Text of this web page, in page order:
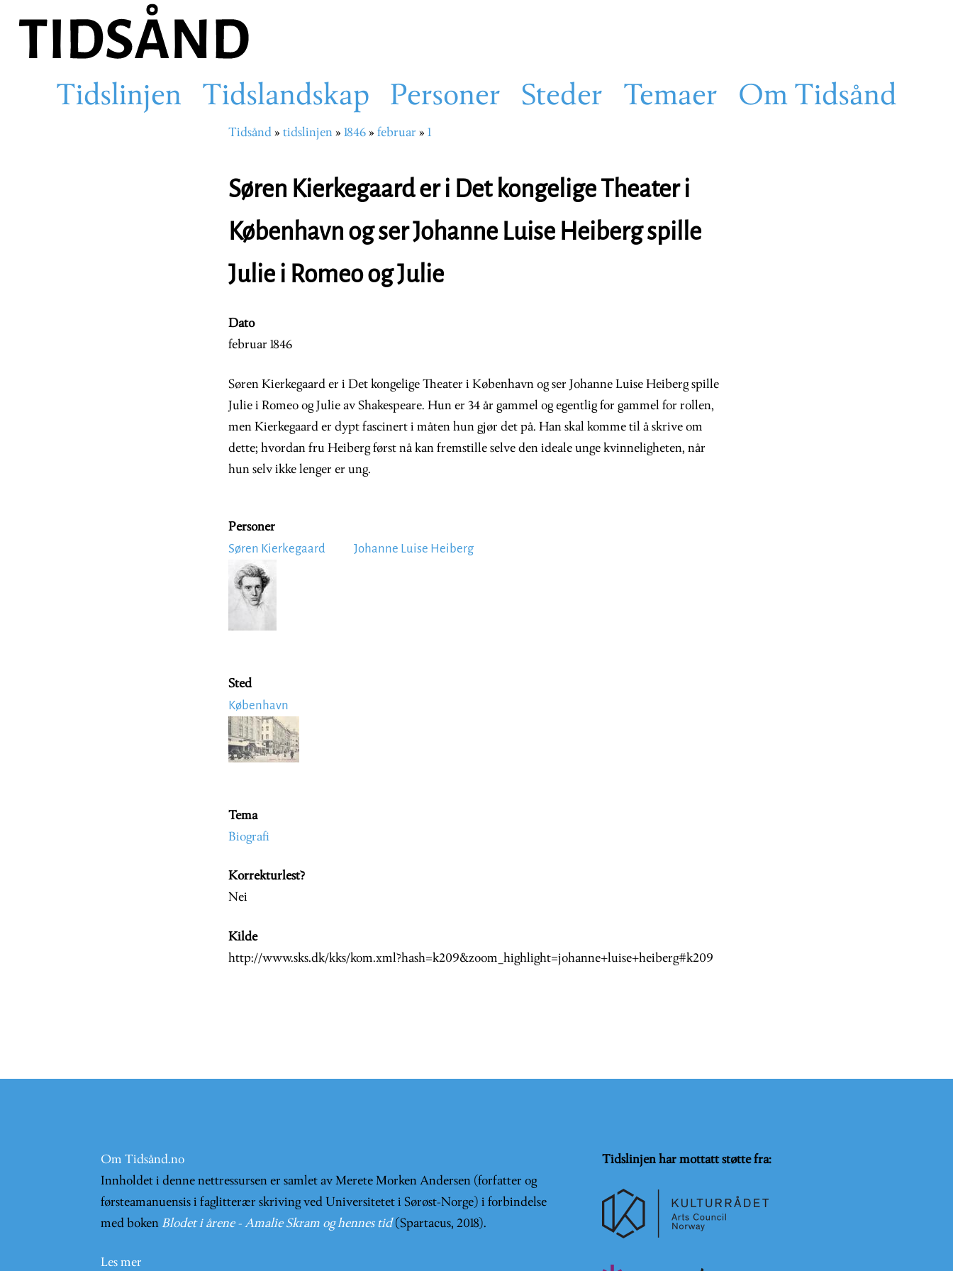
hovedinnhold
Main
Tidslinjen Tidslandskap Personer Steder Temaer Om Tidsånd
Navigasjonssti
Tidsånd tidslinjen 1846 februar 1
Søren Kierkegaard er i Det kongelige Theater i
København og ser Johanne Luise Heiberg spille
Julie i Romeo og Julie
Dato
februar 1846
Søren Kierkegaard er i Det kongelige Theater i København og ser Johanne Luise Heiberg spille
Julie i Romeo og Julie av Shakespeare. Hun er 34 år gammel og egentlig for gammel for rollen,
men Kierkegaard er dypt fascinert i måten hun gjør det på. Han skal komme til å skrive om
dette; hvordan fru Heiberg først nå kan fremstille selve den ideale unge kvinneligheten, når
hun selv ikke lenger er ung.
Personer
Søren Kierkegaard
Image
Johanne Luise Heiberg
Sted
København
Image
Tema
Biografi
Korrekturlest?
Nei
Kilde
http://www.sks.dk/kks/kom.xml?hash=k209&zoom_highlight=johanne+luise+heiberg#k209
Om Tidsånd.no
Innholdet i denne nettressursen er samlet av Merete Morken Andersen (forfatter og
førsteamanuensis i faglitterær skriving ved Universitetet i Sørøst-Norge) i forbindelse
med boken Blodet i årene - Amalie Skram og hennes tid (Spartacus, 2018).
Les mer
Tidslinjen har mottatt støtte fra: